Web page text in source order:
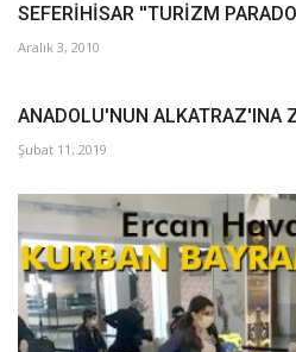
SEFERİHİSAR ''TURİZM
Aralık 3, 2010
ANADOLU'NUN ALKATRAZ'INA
Şubat 11, 2019